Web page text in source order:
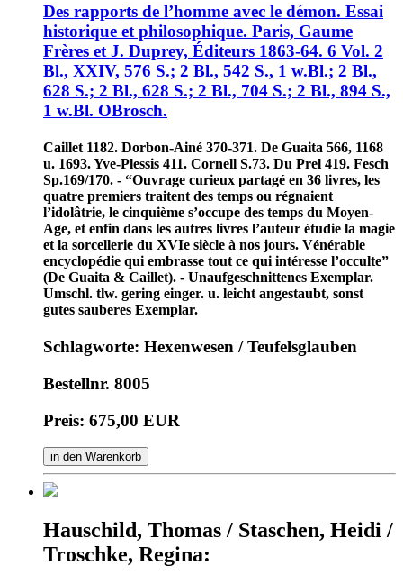
Des rapports de l’homme avec le démon. Essai
historique et philosophique. Paris, Gaume
Frères et J. Duprey, Éditeurs 1863-64. 6 Vol. 2
Bl., XXIV, 576 S.; 2 Bl., 542 S., 1 w.Bl.; 2 Bl.,
628 S.; 2 Bl., 628 S.; 2 Bl., 704 S.; 2 Bl., 894 S.,
1 w.Bl. OBrosch.
Caillet 1182. Dorbon-Ainé 370-371. De Guaita 566, 1168
u. 1693. Yve-Plessis 411. Cornell S.73. Du Prel 419. Fesch
Sp.169/170. - “Ouvrage curieux partagé en 36 livres, les
quatre premiers traitent des temps ou régnaient
l’idolâtrie, le cinquième s’occupe des temps du Moyen-
Age, et enfin dans les autres livres l’auteur étudie la magie
et la sorcellerie du XVIe siècle à nos jours. Vénérable
encyclopédie qui embrasse tout ce qui intéresse l’occulte”
(De Guaita & Caillet). - Unaufgeschnittenes Exemplar.
Umschl. tlw. gering einger. u. leicht angestaubt, sonst
gutes sauberes Exemplar.
Schlagworte: Hexenwesen / Teufelsglauben
Bestellnr. 8005
Preis: 675,00 EUR
in den Warenkorb
Hauschild, Thomas / Staschen, Heidi /
Troschke, Regina: